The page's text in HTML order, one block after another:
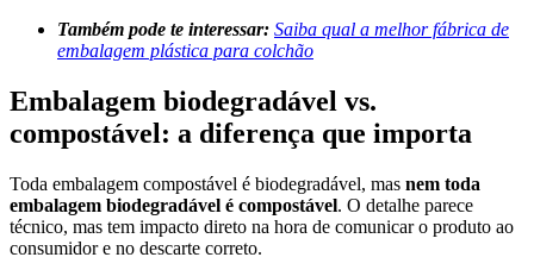
Também pode te interessar: Saiba qual a melhor fábrica de
embalagem plástica para colchão
Embalagem biodegradável vs.
compostável: a diferença que importa
Toda embalagem compostável é biodegradável, mas nem toda
embalagem biodegradável é compostável. O detalhe parece
técnico, mas tem impacto direto na hora de comunicar o produto ao
consumidor e no descarte correto.